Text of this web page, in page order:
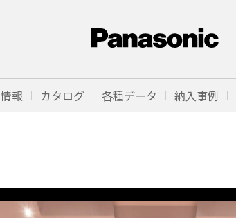
報 カタログ 各種データ 納入事例